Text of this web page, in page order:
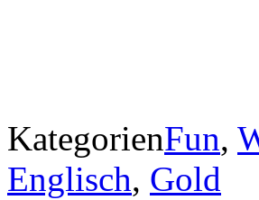
KategorienFun,
Englisch, Gold